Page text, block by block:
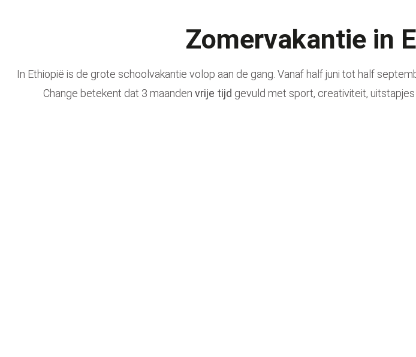
Zomervakantie in
In Ethiopië is de grote schoolvakantie volop aan de gang. Vanaf half juni tot half
Change betekent dat 3 maanden vrije tijd gevuld met sport, creativiteit, uitstapjes